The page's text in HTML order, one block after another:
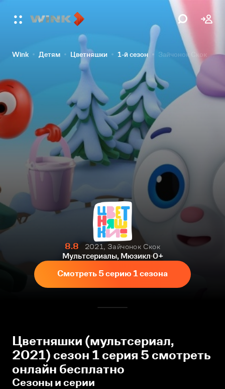
Wink Детям Цветняшки 1-й сезон Зайчонок Скок
8.8
2021, Зайчонок Скок
Мультсериалы, Мюзикл 0+
Смотреть 5 серию 1 сезона
Цветняшки (мультсериал,
2021) сезон 1 серия 5 смотреть
онлайн бесплатно
Сезоны и серии